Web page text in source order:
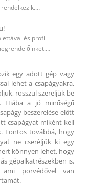
rendelkezik.…
és profi
egy adott gép vagy
lehet a csapágyakra,
rosszul szereljük be
Hiába a jó minőségű
beszerelése előtt
csapágyat miként kell
Fontos továbbá, hogy
ne cseréljük ki egy
könnyen lehet, hogy
gépalkatrészekben is.
ami porvédővel van